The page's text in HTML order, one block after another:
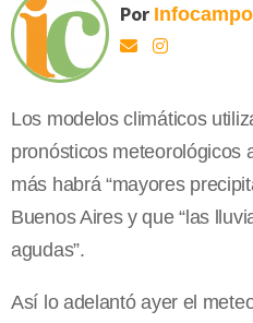
Por Infocampo
Los modelos climáticos
pronósticos meteorológicos
más habrá “mayores
Buenos Aires y que “las
agudas”.
Así lo adelantó ayer el